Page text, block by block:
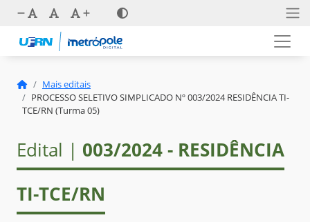
Mais editais
PROCESSO SELETIVO SIMPLICADO Nº 003/2024 RESIDÊNCIA TI-
TCE/RN (Turma 05)
Edital | 003/2024 - RESIDÊNCIA
TI-TCE/RN